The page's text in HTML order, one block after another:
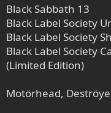
Black Sabbath 13
Black Label Society
Black Label Society
Black Label Society
(Limited Edition)
Motörhead,